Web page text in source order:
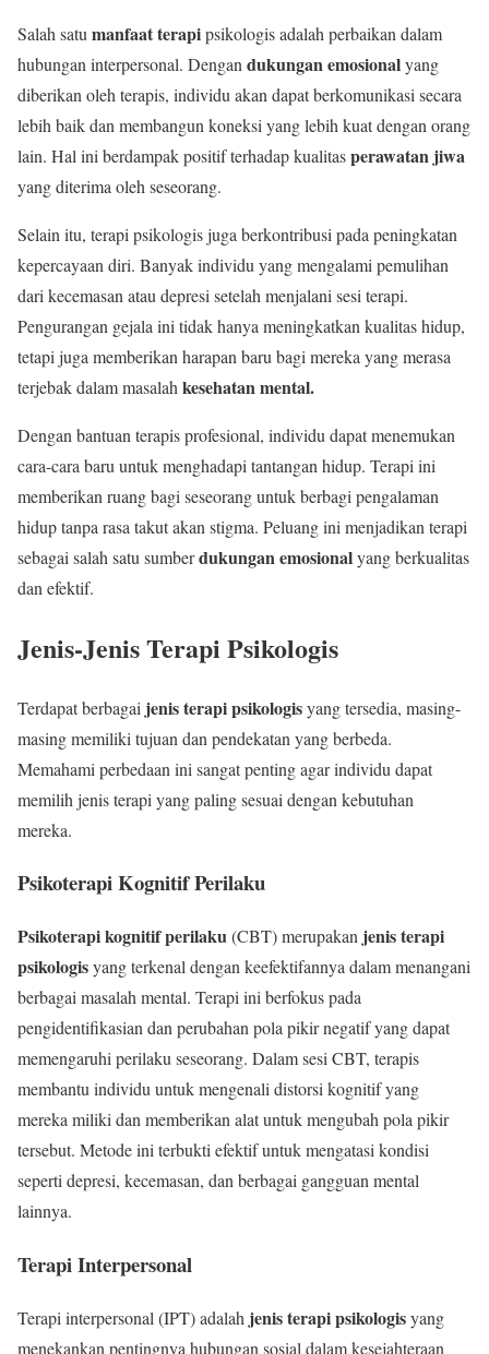
Salah satu manfaat terapipsikologis adalah perbaikan dalam
hubungan interpersonal. Dengan dukungan emosionalyang
diberikan oleh terapis, individu akan dapat berkomunikasi secara
lebih baik dan membangun koneksi yang lebih kuat dengan orang
lain. Hal ini berdampak positif terhadap kualitasperawatan jiwa
yang diterima oleh seseorang.
Selain itu, terapi psikologis juga berkontribusi pada peningkatan
kepercayaan diri. Banyak individu yang mengalami pemulihan
dari kecemasan atau depresi setelah menjalani sesi terapi.
Pengurangan gejala ini tidak hanya meningkatkan kualitas hidup,
tetapi juga memberikan harapan baru bagi mereka yang merasa
terjebak dalam masalah kesehatan mental.
Dengan bantuan terapis profesional, individu dapat menemukan
cara-cara baru untuk menghadapi tantangan hidup. Terapi ini
memberikan ruang bagi seseorang untuk berbagi pengalaman
hidup tanpa rasa takut akan stigma. Peluang ini menjadikan terapi
sebagai salah satu sumberdukungan emosionalyang berkualitas
dan efektif.
Jenis-Jenis Terapi Psikologis
Terdapat berbagai jenis terapi psikologisyang tersedia, masing-
masing memiliki tujuan dan pendekatan yang berbeda.
Memahami perbedaan ini sangat penting agar individu dapat
memilih jenis terapi yang paling sesuai dengan kebutuhan
mereka.
Psikoterapi Kognitif Perilaku
Psikoterapi kognitif perilaku(CBT) merupakan jenis terapi
psikologisyang terkenal dengan keefektifannya dalam menangani
berbagai masalah mental. Terapi ini berfokus pada
pengidentifikasian dan perubahan pola pikir negatif yang dapat
memengaruhi perilaku seseorang. Dalam sesi CBT, terapis
membantu individu untuk mengenali distorsi kognitif yang
mereka miliki dan memberikan alat untuk mengubah pola pikir
tersebut. Metode ini terbukti efektif untuk mengatasi kondisi
seperti depresi, kecemasan, dan berbagai gangguan mental
lainnya.
Terapi Interpersonal
Terapi interpersonal (IPT) adalah jenis terapi psikologisyang
menekankan pentingnya hubungan sosial dalam kesejahteraan